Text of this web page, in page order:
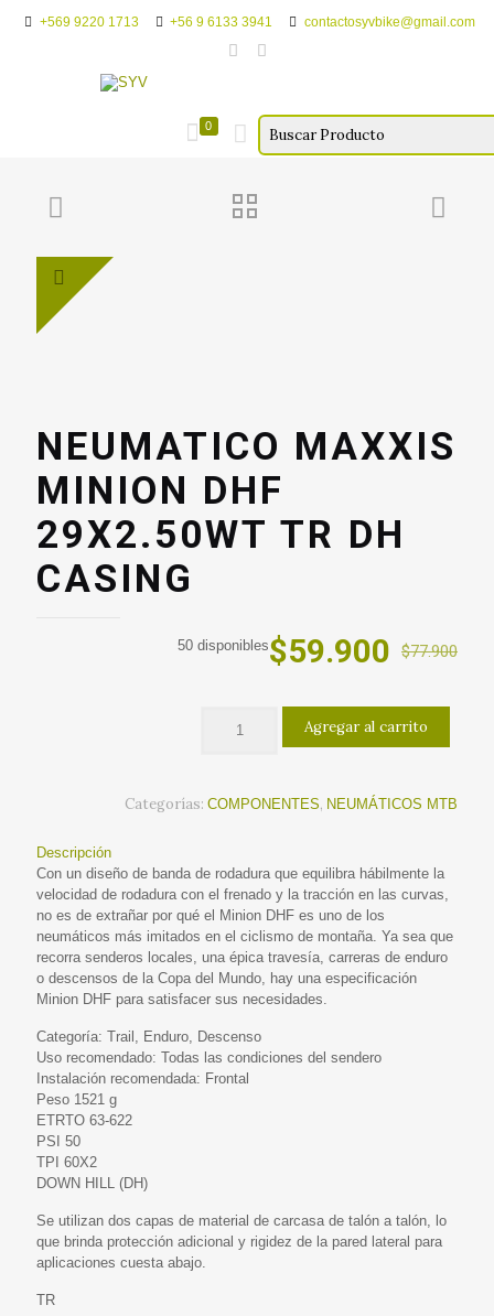
+569 9220 1713 +56 9 6133 3941 contactosyvbike@gmail.com
0
NEUMATICO MAXXIS
MINION DHF
29X2.50WT TR DH
CASING
$77.900
El
original
era:
$59.900 El
actual
es:
50 disponibles
Agregar al carrito
Categorías: COMPONENTES, NEUMÁTICOS MTB
Descripción
Con un diseño de banda de rodadura que equilibra hábilmente la
velocidad de rodadura con el frenado y la tracción en las curvas,
no es de extrañar por qué el Minion DHF es uno de los
neumáticos más imitados en el ciclismo de montaña. Ya sea que
recorra senderos locales, una épica travesía, carreras de enduro
o descensos de la Copa del Mundo, hay una especificación
Minion DHF para satisfacer sus necesidades.
Categoría: Trail, Enduro, Descenso
Uso recomendado: Todas las condiciones del sendero
Instalación recomendada: Frontal
Peso 1521 g
ETRTO 63-622
PSI 50
TPI 60X2
DOWN HILL (DH)
Se utilizan dos capas de material de carcasa de talón a talón, lo
que brinda protección adicional y rigidez de la pared lateral para
aplicaciones cuesta abajo.
TR